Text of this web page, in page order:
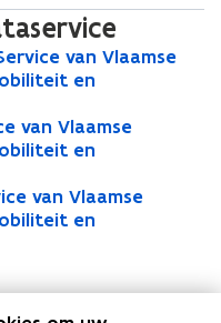
van Vlaamse
en
van Vlaamse
en
van Vlaamse
en